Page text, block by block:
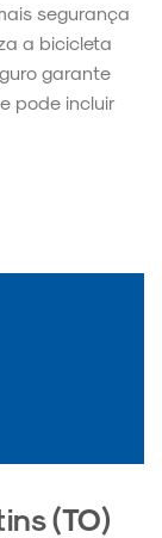
segurança
a bicicleta
garante
pode incluir
(TO)